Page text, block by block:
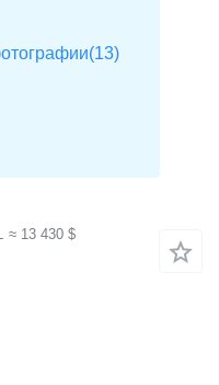
≈ 13 430 $